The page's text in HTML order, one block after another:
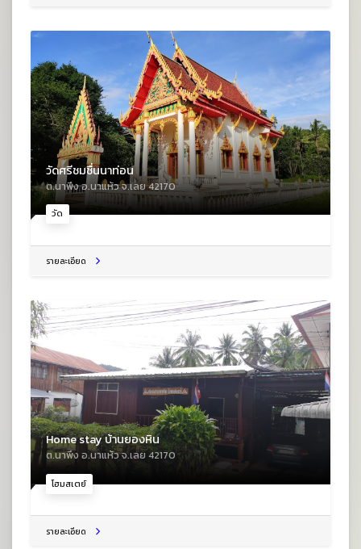
วัด
วัดศรีชมชื่นนาท่อน
ต.นาพึง อ.นาแห้ว จ.เลย 42170
รายละเอียด
โฮมสเตย์
Home stay บ้านยองหิน
ต.นาพึง อ.นาแห้ว จ.เลย 42170
รายละเอียด